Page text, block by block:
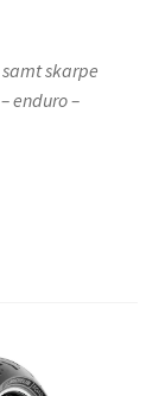
skarpe
enduro –